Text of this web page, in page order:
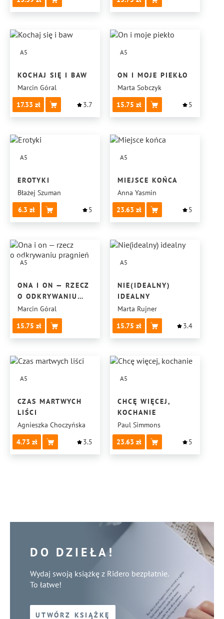
A5
KOCHAJ SIĘ I BAW
Marcin Góral
17.33
3.7
A5
ON I MOJE PIEKŁO
Marta Sobczyk
15.75
5
A5
EROTYKI
Błażej Szuman
6.3
5
A5
MIEJSCE KOŃCA
Anna Yasmin
23.63
5
A5
ONA I ON — RZECZ
O ODKRYWANIU
PRAGNIEŃ
Marcin Góral
15.75
A5
NIE(IDEALNY)
IDEALNY
Marta Rujner
15.75
3.4
A5
CZAS MARTWYCH
LIŚCI
Agnieszka Choczyńska
4.73
3.5
A5
CHCĘ WIĘCEJ,
KOCHANIE
Paul Simmons
23.63
5
DO DZIEŁA!
Wydaj swoją książkę z Ridero bezpłatnie.
To łatwe!
UTWÓRZ KSIĄŻKĘ